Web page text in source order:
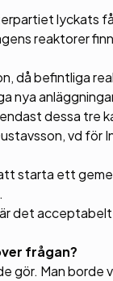
lyckats
reaktorer
då befintliga
nya
dessa tre
vd för
starta ett
det
frågan?
gör. Man borde